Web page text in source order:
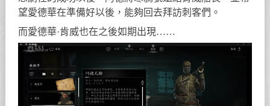
望愛德華在準備好以後，能夠回去拜訪刺客們。
而愛德華·肯威也在之後如期出現……